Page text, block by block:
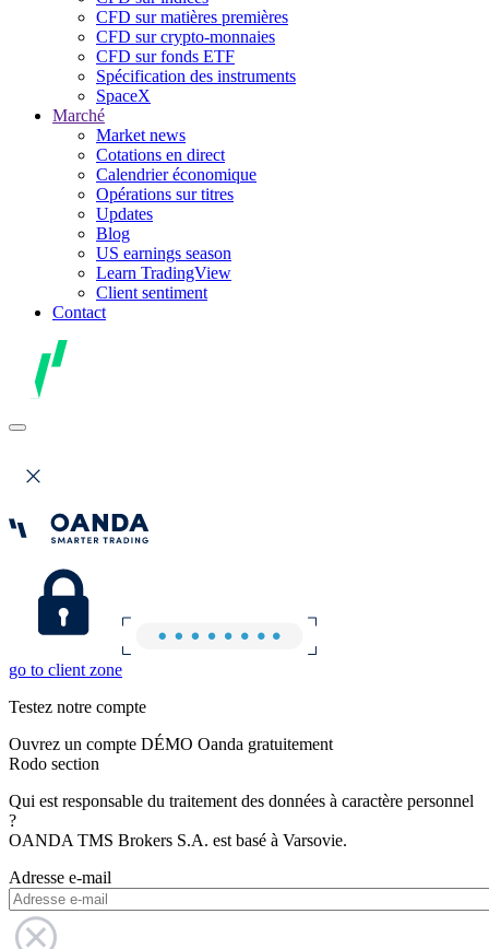
CFD sur matières premières
CFD sur crypto-monnaies
CFD sur fonds ETF
Spécification des instruments
SpaceX
Marché
Market news
Cotations en direct
Calendrier économique
Opérations sur titres
Updates
Blog
US earnings season
Learn TradingView
Client sentiment
Contact
go to client zone
Testez notre compte
Ouvrez un compte DÉMO Oanda gratuitement
Rodo section
Qui est responsable du traitement des données à caractère personnel
?
OANDA TMS Brokers S.A. est basé à Varsovie.
Adresse e-mail